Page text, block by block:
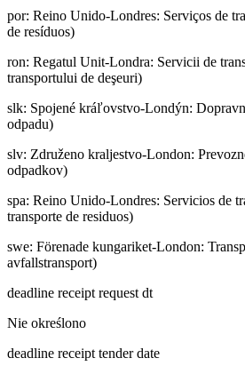
por: Reino Unido-Londres: Serviços de
de resíduos)
ron: Regatul Unit-Londra: Servicii de
transportului de deşeuri)
slk: Spojené kráľovstvo-Londýn:
odpadu)
slv: Združeno kraljestvo-London:
odpadkov)
spa: Reino Unido-Londres: Servicios de
transporte de residuos)
swe: Förenade kungariket-London:
avfallstransport)
deadline receipt request dt
Nie określono
deadline receipt tender date